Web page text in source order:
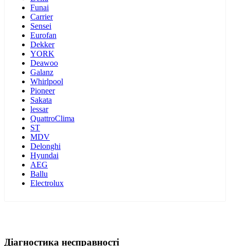
Funai
Carrier
Sensei
Eurofan
Dekker
YORK
Deawoo
Galanz
Whirlpool
Pioneer
Sakata
lessar
QuattroClima
ST
MDV
Delonghi
Hyundai
AEG
Ballu
Electrolux
Діагностика несправності